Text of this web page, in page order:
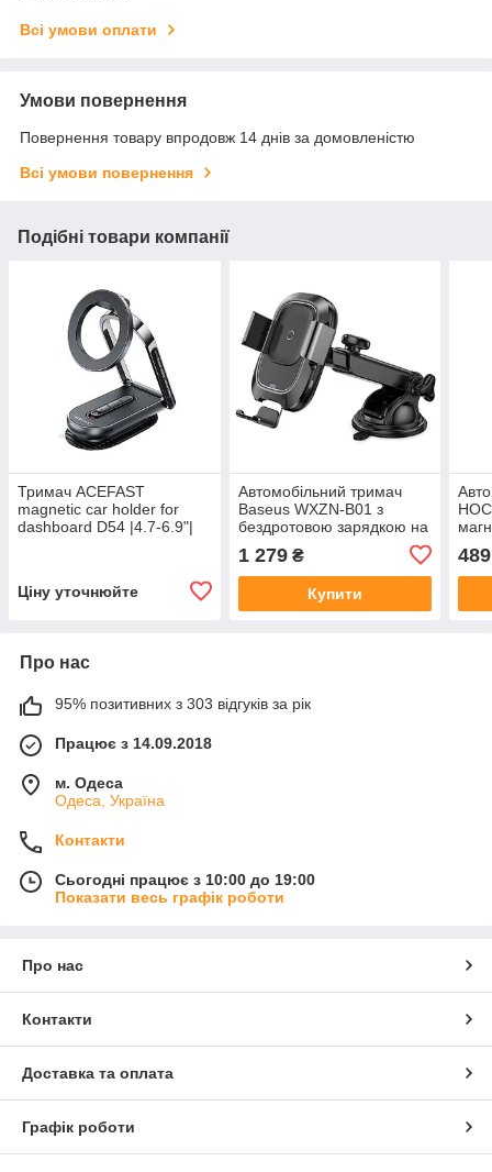
Всі умови оплати
Умови повернення
Повернення товару впродовж 14 днів за домовленістю
Всі умови повернення
Подібні товари компанії
Тримач ACEFAST
magnetic car holder for
dashboard D54 |4.7-6.9"|
Ціну уточнюйте
Автомобільний тримач
Baseus WXZN-B01 з
бездротовою зарядкою на
1 279₴
Купити
489
Про нас
95% позитивних з 303 відгуків за рік
Працює з 14.09.2018
м. Одеса
Одеса, Україна
Контакти
Сьогодні працює з 10:00 до 19:00
Показати весь графік роботи
Про нас
Контакти
Доставка та оплата
Графік роботи